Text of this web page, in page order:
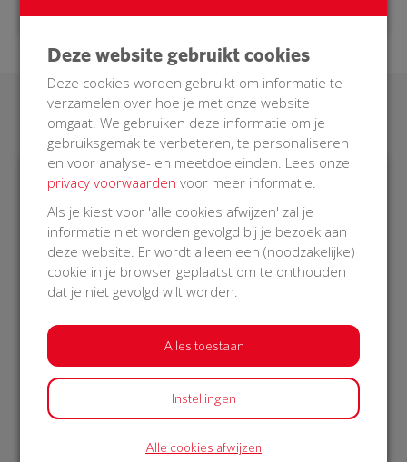
Laatste donaties
€ 1.052
Philips
27 Oct 2018
23:57 uur
Bekijk alle donateurs
Deze website gebruikt cookies
Deze cookies worden gebruikt om informatie te
verzamelen over hoe je met onze website
omgaat. We gebruiken deze informatie om je
gebruiksgemak te verbeteren, te personaliseren
en voor analyse- en meetdoeleinden. Lees onze
privacy voorwaarden voor meer informatie.
Als je kiest voor 'alle cookies afwijzen' zal je
informatie niet worden gevolgd bij je bezoek aan
deze website. Er wordt alleen een (noodzakelijke)
cookie in je browser geplaatst om te onthouden
dat je niet gevolgd wilt worden.
Alles toestaan
Instellingen
Alle cookies afwijzen